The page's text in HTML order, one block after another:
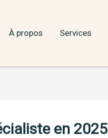
À propos Services
en 2025